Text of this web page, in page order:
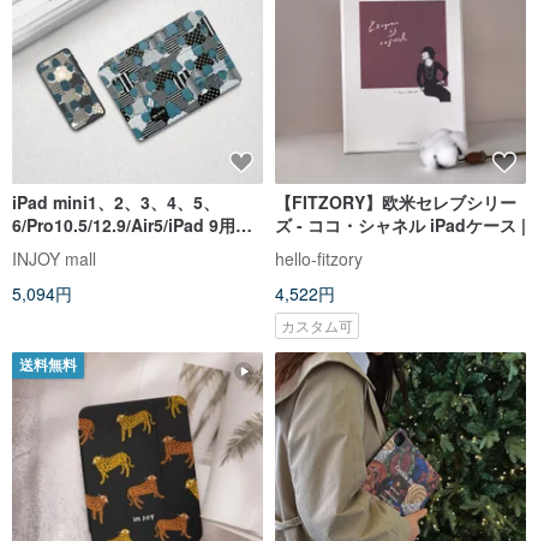
iPad mini1、2、3、4、5、
6/Pro10.5/12.9/Air5/iPad 9用モ
ダンなレザーiPadケース
INJOY mall
5,094円
【FITZORY】欧米セレブシリー
ズ - ココ・シャネル iPadケース |
hello-fitzory
4,522円
カスタム可
送料無料